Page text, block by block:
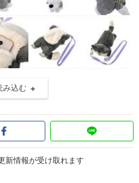
み込む
新情報が受け取れます